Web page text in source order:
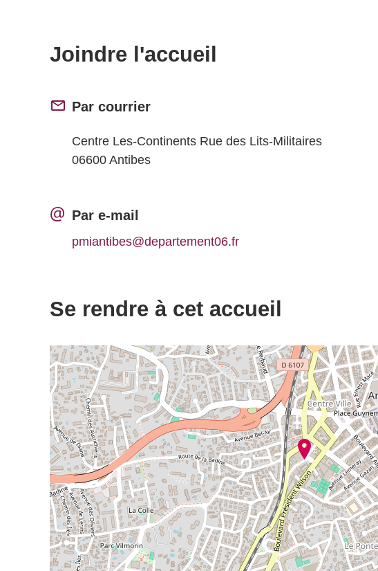
Joindre l'accueil
Par courrier
Centre Les-Continents Rue des Lits-Militaires
06600 Antibes
Par e-mail
pmiantibes@departement06.fr
Se rendre à cet accueil